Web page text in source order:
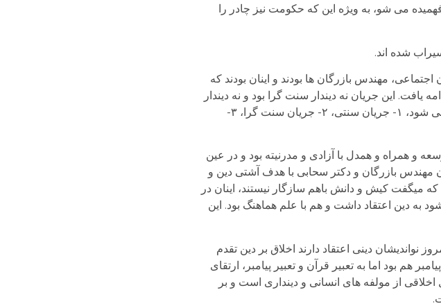
می شو، به ویژه این که حکومت نیز چادر را
شده اند.
مهندس بازرگان ها بودند و اینان بودند که
این جریان نه دیندار سنت گرا بود و نه دیندار
بنیاد گرا. اگر ما جریان های اسلامی را به چهار جریان تقسیم کنیم جایگاه این نسل مشخص می شود، ۱- جریان سنتی، ۲- جریان سنت گرا، ۳-
و همراه و همدل با آزادی و مدرنیته بود و در عین
مهندس بازرگان و دکتر سحابی با هدف آشتی دین و
میگفت کیش و دانش باهم سازگار نیستند، اینان در
به دین اعتقاد داشت و هم با علم هماهنگ بود. این
الان مطرح نبود، امروز نواندیشان دینی اعتقاد دارند اخلاق بر دین تقدم
هم بود اما به تعبیر قرآن و تعبیر پیامبر، ارتقای
از مولفه های انسانی و دینداری است و بر